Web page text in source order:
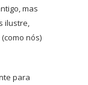
mas
ilustre,
nós)
para